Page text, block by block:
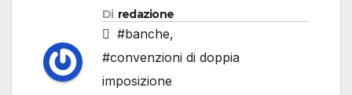
Di redazione
#banche,
#convenzioni di doppia
imposizione